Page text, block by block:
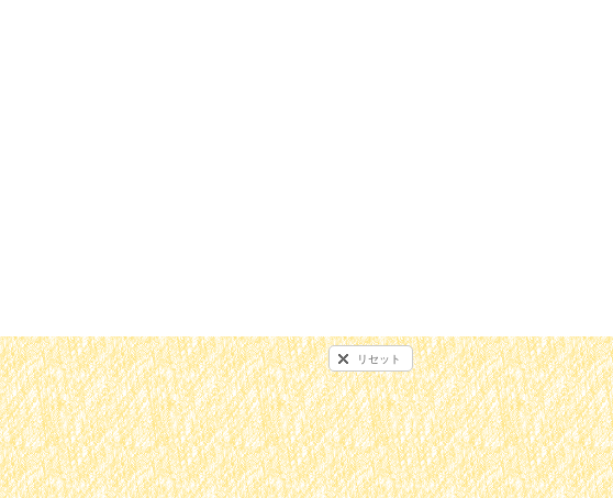
リセット